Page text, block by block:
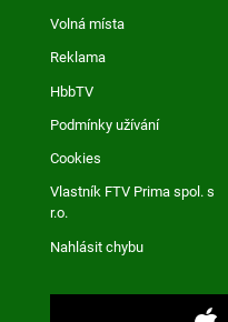
Volná místa
Reklama
HbbTV
Podmínky užívání
Cookies
Vlastník FTV Prima spol. s
r.o.
Nahlásit chybu